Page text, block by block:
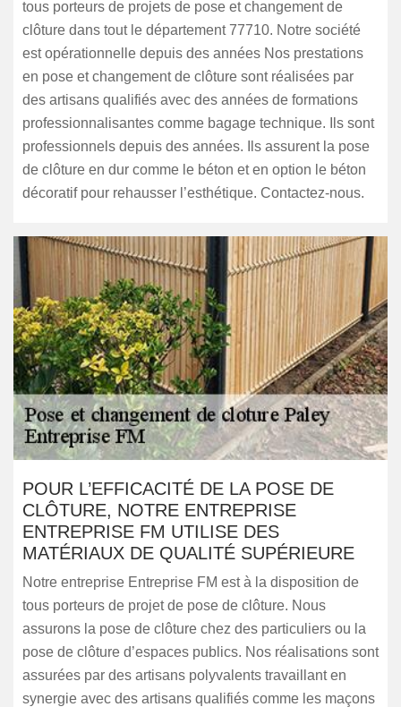
tous porteurs de projets de pose et changement de
clôture dans tout le département 77710. Notre société
est opérationnelle depuis des années Nos prestations
en pose et changement de clôture sont réalisées par
des artisans qualifiés avec des années de formations
professionnalisantes comme bagage technique. Ils sont
professionnels depuis des années. Ils assurent la pose
de clôture en dur comme le béton et en option le béton
décoratif pour rehausser l’esthétique. Contactez-nous.
POUR L’EFFICACITÉ DE LA POSE DE
CLÔTURE, NOTRE ENTREPRISE
ENTREPRISE FM UTILISE DES
MATÉRIAUX DE QUALITÉ SUPÉRIEURE
Notre entreprise Entreprise FM est à la disposition de
tous porteurs de projet de pose de clôture. Nous
assurons la pose de clôture chez des particuliers ou la
pose de clôture d’espaces publics. Nos réalisations sont
assurées par des artisans polyvalents travaillant en
synergie avec des artisans qualifiés comme les maçons